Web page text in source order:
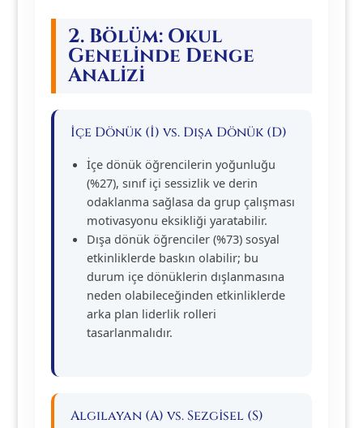
2. Bölüm: Okul
Genelinde Denge
Analizi
İçe Dönük (İ) vs. Dışa Dönük (D)
İçe dönük öğrencilerin yoğunluğu
(%27), sınıf içi sessizlik ve derin
odaklanma sağlasa da grup çalışması
motivasyonu eksikliği yaratabilir.
Dışa dönük öğrenciler (%73) sosyal
etkinliklerde baskın olabilir; bu
durum içe dönüklerin dışlanmasına
neden olabileceğinden etkinliklerde
arka plan liderlik rolleri
tasarlanmalıdır.
Algılayan (A) vs. Sezgisel (S)